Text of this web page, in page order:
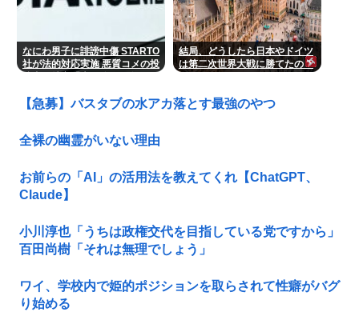
なにわ男子に誹謗中傷 STARTO
社が法的対応実施 悪質コメの投
結局、どうしたら日本やドイツ
は第二次世界大戦に勝てたの？
【急募】バスタブの水アカ落とす最強のやつ
全裸の幽霊がいない理由
お前らの「AI」の活用法を教えてくれ【ChatGPT、
Claude】
小川淳也「うちは政権交代を目指している党ですから」
百田尚樹「それは無理でしょう」
ワイ、学校内で姫的ポジションを取らされて性癖がバグ
り始める